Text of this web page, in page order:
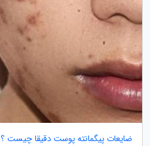
ضایعات پیگمانته پوست دقیقا چیست ؟